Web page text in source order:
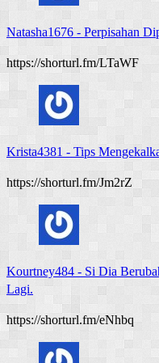
Natasha1676 - Perpisahan
https://shorturl.fm/LTaWF
Krista4381 - Tips
https://shorturl.fm/Jm2rZ
Kourtney484 - Si Dia
Lagi.
https://shorturl.fm/eNhbq